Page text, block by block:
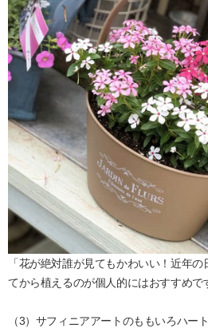
「花が絶対誰が見てもかわいい！近年
てから植えるのが個人的にはおすすめで
（3）サフィニアアートのももいろハート